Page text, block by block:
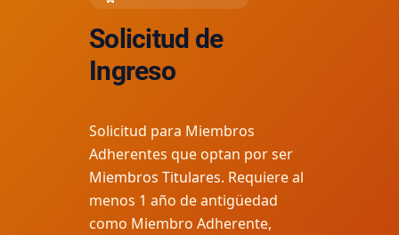
Solicitud de
Ingreso
Solicitud para Miembros
Adherentes que optan por ser
Miembros Titulares. Requiere al
menos 1 año de antigüedad
como Miembro Adherente,